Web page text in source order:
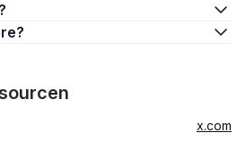
there?
x.com